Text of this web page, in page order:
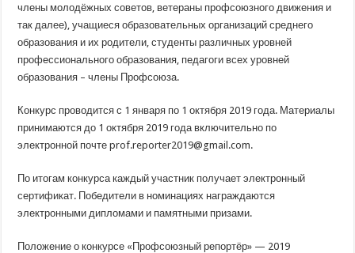
члены молодёжных советов, ветераны профсоюзного движения и
так далее), учащиеся образовательных организаций среднего
образования и их родители, студенты различных уровней
профессионального образования, педагоги всех уровней
образования – члены Профсоюза.
Конкурс проводится с 1 января по 1 октября 2019 года. Материалы
принимаются до 1 октября 2019 года включительно по
электронной почте prof.reporter2019@gmail.com.
По итогам конкурса каждый участник получает электронный
сертификат. Победители в номинациях награждаются
электронными дипломами и памятными призами.
Положение о конкурсе «Профсоюзный репортёр» — 2019